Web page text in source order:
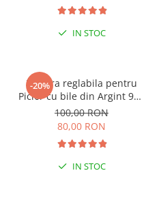
IN STOC
-20%
Bratara reglabila pentru
Picior cu bile din Argint 925
si margele Miyuki rosii
100,00 RON
80,00 RON
IN STOC